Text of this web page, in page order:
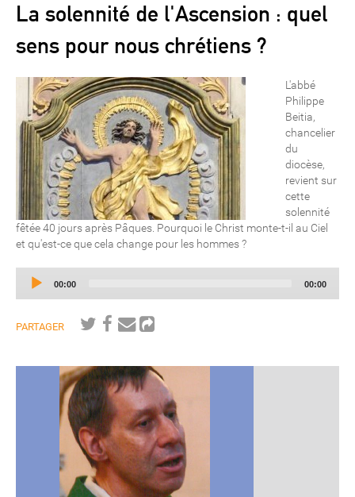
La solennité de l'Ascension : quel
sens pour nous chrétiens ?
L'abbé
Philippe
Beitia,
chancelier
du
diocèse,
revient sur
cette
solennité
fêtée 40 jours après Pâques. Pourquoi le Christ monte-t-il au Ciel
et qu'est-ce que cela change pour les hommes ?
Current
00:00
Total
00:00
PARTAGER